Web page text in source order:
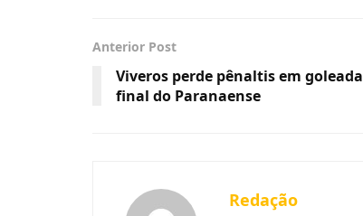
Anterior Post
Viveros perde pênaltis em
final do Paranaense
Redação